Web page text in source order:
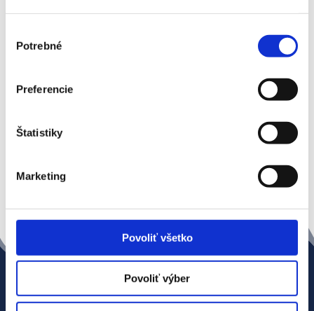
súhlasu
Potrebné
Preferencie
Štatistiky
Marketing
Povoliť všetko
Povoliť výber
Agro komodity